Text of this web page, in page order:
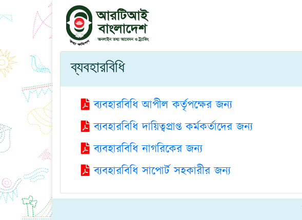
ব্যবহারবিধি
ব্যবহারবিধি আপীল কর্তৃপক্ষের জন্য
ব্যবহারবিধি দায়িত্বপ্রাপ্ত কর্মকর্তাদের জন্য
ব্যবহারবিধি নাগরিকের জন্য
ব্যবহারবিধি সাপোর্ট সহকারীর জন্য